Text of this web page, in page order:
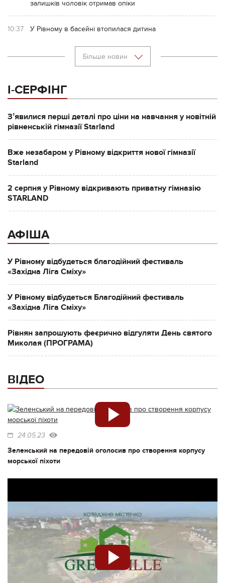
залишків чоловік отримав опіки
10:37 У Рівному в басейні втопилася дитина
Більше новин
І-СЕРФІНГ
Зʼявилися перші деталі про ціни на навчання у новітній
рівненській гімназії Starland
Вже незабаром у Рівному відкриття нової гімназії
Starland
2 серпня у Рівному відкривають приватну гімназію
STARLAND
АФІША
У Рівному відбудеться благодійний фестиваль
«Західна Ліга Сміху»
У Рівному відбудеться Благодійний фестиваль
«Західна Ліга Сміху»
Рівнян запрошують феєрично відгуляти День святого
Миколая (ПРОГРАМА)
ВІДЕО
24.05.23
Зеленський на передовій оголосив про створення корпусу
морської піхоти